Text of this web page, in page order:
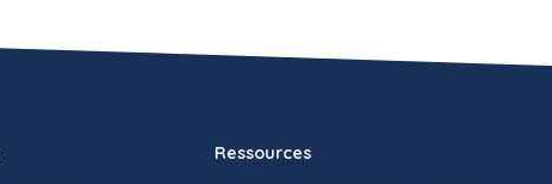
Ressources